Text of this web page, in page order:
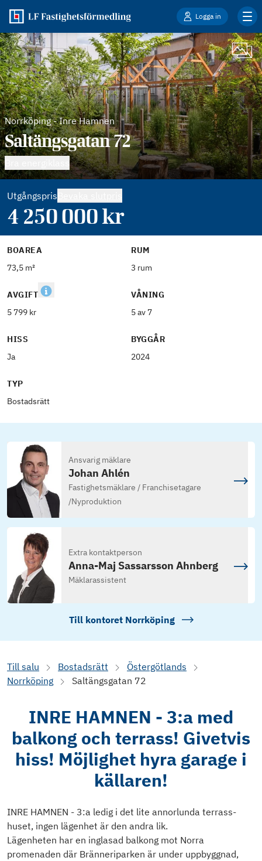
Logga in
Norrköping-Inre Hamnen
Saltängsgatan 72
Utgångspris
4 250 000kr
BOAREA
73,5 m²
RUM
3 rum
AVGIFT
5 799 kr
VÅNING
5 av 7
HISS
Ja
BYGGÅR
2024
TYP
Bostadsrätt
Ansvarig mäklare
Johan Ahlén
Fastighetsmäklare / Franchisetagare
/Nyproduktion
Extra kontaktperson
Anna-Maj Sassarsson Ahnberg
Mäklarassistent
Till kontoret Norrköping
Till salu Bostadsrätt
Östergötlands
Norrköping
Saltängsgatan 72
INRE HAMNEN - 3:a med
balkong och terrass! Givetvis
hiss! Möjlighet hyra garage i
källaren!
INRE HAMNEN - 3:a ledig i det lite annorlunda terrass-
huset, ingen lägenhet är den andra lik.
Lägenheten har en inglasad balkong mot Norra
promenaden där Bränneriparken är under uppbyggnad,